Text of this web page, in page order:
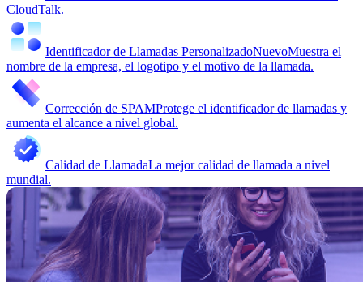
CloudTalk.
Identificador de Llamadas PersonalizadoNuevoMuestra el
nombre de la empresa, el logotipo y el motivo de la llamada.
Corrección de SPAMProtege el identificador de llamadas y
aumenta el alcance a nivel global.
Calidad de LlamadaLa mejor calidad de llamada a nivel
mundial.